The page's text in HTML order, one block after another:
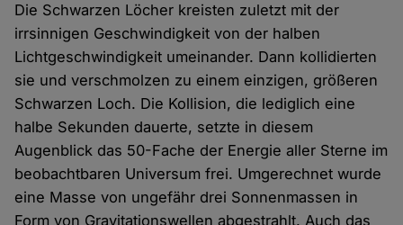
Die Schwarzen Löcher kreisten zuletzt mit der
irrsinnigen Geschwindigkeit von der halben
Lichtgeschwindigkeit umeinander. Dann kollidierten
sie und verschmolzen zu einem einzigen, größeren
Schwarzen Loch. Die Kollision, die lediglich eine
halbe Sekunden dauerte, setzte in diesem
Augenblick das 50-Fache der Energie aller Sterne im
beobachtbaren Universum frei. Umgerechnet wurde
eine Masse von ungefähr drei Sonnenmassen in
Form von Gravitationswellen abgestrahlt. Auch das